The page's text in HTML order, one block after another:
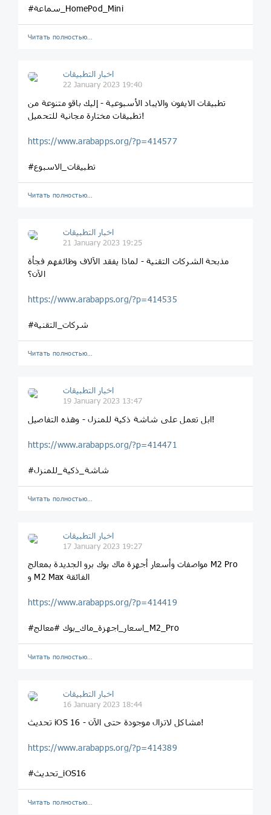
#سماعة_HomePod_Mini
Читать полностью…
اخبار التطبيقات
22 January 2023 19:40
تطبيقات الايفون والايباد الأسبوعية - إليك باقو متنوعة من
تطبيقات مختارة مجانية للتحميل!
https://www.arabapps.org/?p=414577
#تطبيقات_الاسبوع
Читать полностью…
اخبار التطبيقات
21 January 2023 19:25
مذبحة الشركات التقنية - لماذا يفقد الآلاف وظائفهم فجأة
الآن؟
https://www.arabapps.org/?p=414535
#شركات_التقنية
Читать полностью…
اخبار التطبيقات
19 January 2023 13:47
ابل تعمل على شاشة ذكية للمنزل - وهذه التفاصيل!
https://www.arabapps.org/?p=414471
#شاشة_ذكية_للمنزل
Читать полностью…
اخبار التطبيقات
17 January 2023 19:27
مواصفات وأسعار أجهزة ماك بوك برو الجديدة بمعالج M2 Pro
و M2 Max الفائقة
https://www.arabapps.org/?p=414419
#اسعار_اجهزة_ماك_بوك #معالج_M2_Pro
Читать полностью…
اخبار التطبيقات
16 January 2023 18:44
تحديث iOS 16 - مشاكل لاتزال موجودة حتى الآن!
https://www.arabapps.org/?p=414389
#تحديث_iOS16
Читать полностью…